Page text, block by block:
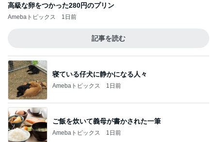
Amebaトピックス 1日前
龍玄とし ツーショットのクイズを出題
Amebaトピックス 2日前
全然食べられずすごく減った体重
Amebaトピックス 2日前